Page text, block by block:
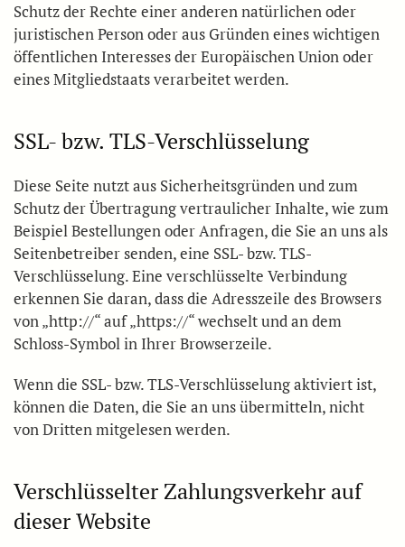
Schutz der Rechte einer anderen natürlichen oder
juristischen Person oder aus Gründen eines wichtigen
öffentlichen Interesses der Europäischen Union oder
eines Mitgliedstaats verarbeitet werden.
SSL- bzw. TLS-Verschlüsselung
Diese Seite nutzt aus Sicherheitsgründen und zum
Schutz der Übertragung vertraulicher Inhalte, wie zum
Beispiel Bestellungen oder Anfragen, die Sie an uns als
Seitenbetreiber senden, eine SSL- bzw. TLS-
Verschlüsselung. Eine verschlüsselte Verbindung
erkennen Sie daran, dass die Adresszeile des Browsers
von „http://“ auf „https://“ wechselt und an dem
Schloss-Symbol in Ihrer Browserzeile.
Wenn die SSL- bzw. TLS-Verschlüsselung aktiviert ist,
können die Daten, die Sie an uns übermitteln, nicht
von Dritten mitgelesen werden.
Verschlüsselter Zahlungsverkehr auf
dieser Website